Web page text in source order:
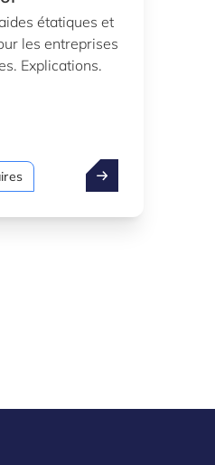
étatiques et
les entreprises
Explications.
Aides publiques et